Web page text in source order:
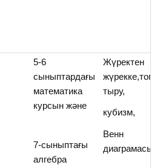
5-6
сыныптардағы
математика
курсын және
7-сыныптағы
алгебра
Жүректен
тыру,
кубизм,
Венн
диаграмасы